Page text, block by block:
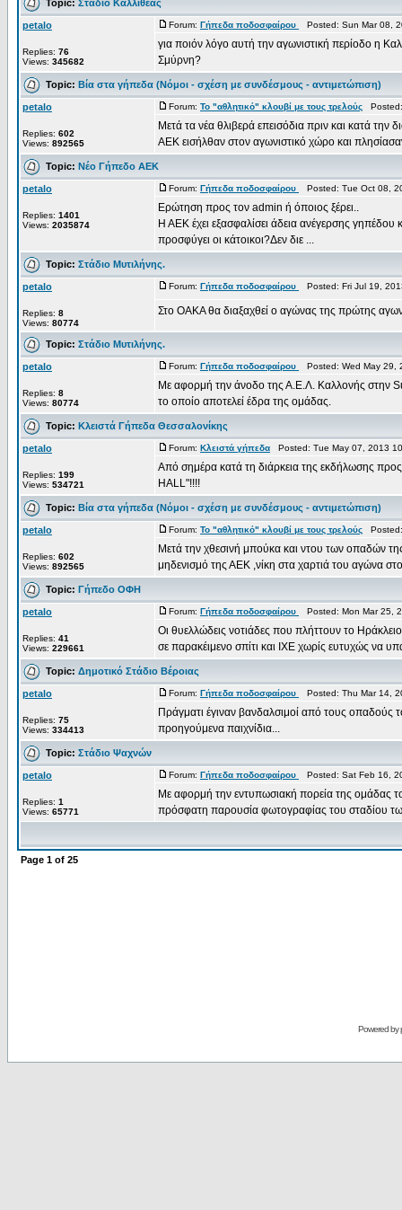
Topic: Στάδιο Καλλιθέας
petalo
Replies: 76
Views: 345682
Forum: Γήπεδα ποδοσφαίρου Posted: Sun Mar 08,
για ποιόν λόγο αυτή την αγωνιστική περίοδο η
Σμύρνη?
Topic: Βία στα γήπεδα (Νόμοι - σχέση με συνδέσμους - αντιμετώπιση)
petalo
Replies: 602
Views: 892565
Forum: Το "αθλητικό" κλουβί με τους τρελούς
Μετά τα νέα θλιβερά επεισόδια πριν και κατά
ΑΕΚ εισήλθαν στον αγωνιστικό χώρο και
Topic: Νέο Γήπεδο ΑΕΚ
petalo
Replies: 1401
Views: 2035874
Forum: Γήπεδα ποδοσφαίρου Posted: Tue Oct 08,
Ερώτηση προς τον admin ή όποιος ξέρει..
Η ΑΕΚ έχει εξασφαλίσει άδεια ανέγερσης
προσφύγει οι κάτοικοι?Δεν διε ...
Topic: Στάδιο Μυτιλήνης.
petalo
Replies: 8
Views: 80774
Forum: Γήπεδα ποδοσφαίρου Posted: Fri Jul 19,
Στο ΟΑΚΑ θα διαξαχθεί ο αγώνας της πρώτης
Topic: Στάδιο Μυτιλήνης.
petalo
Replies: 8
Views: 80774
Forum: Γήπεδα ποδοσφαίρου Posted: Wed May
Με αφορμή την άνοδο της Α.Ε.Λ. Καλλονής στην
το οποίο αποτελεί έδρα της ομάδας.
Topic: Κλειστά Γήπεδα Θεσσαλονίκης
petalo
Replies: 199
Views: 534721
Forum: Κλειστά γήπεδα Posted: Tue May 07, 2013
Από σημέρα κατά τη διάρκεια της εκδήλωσης
HALL"!!!!
Topic: Βία στα γήπεδα (Νόμοι - σχέση με συνδέσμους - αντιμετώπιση)
petalo
Replies: 602
Views: 892565
Forum: Το "αθλητικό" κλουβί με τους τρελούς
Μετά την χθεσινή μπούκα και ντου των οπαδών
μηδενισμό της ΑΕΚ ,νίκη στα χαρτιά του αγώνα
Topic: Γήπεδο ΟΦΗ
petalo
Replies: 41
Views: 229661
Forum: Γήπεδα ποδοσφαίρου Posted: Mon Mar 25,
Οι θυελλώδεις νοτιάδες που πλήττουν το
σε παρακέιμενο σπίτι και ΙΧΕ χωρίς ευτυχώς να
Topic: Δημοτικό Στάδιο Βέροιας
petalo
Replies: 75
Views: 334413
Forum: Γήπεδα ποδοσφαίρου Posted: Thu Mar 14,
Πράγματι έγιναν βανδαλσιμοί από τους
προηγούμενα παιχνίδια...
Topic: Στάδιο Ψαχνών
petalo
Replies: 1
Views: 65771
Forum: Γήπεδα ποδοσφαίρου Posted: Sat Feb 16,
Με αφορμή την εντυπωσιακή πορεία της ομάδας
πρόσφατη παρουσία φωτογραφίας του σταδίου
Page 1 of 25
Powered by